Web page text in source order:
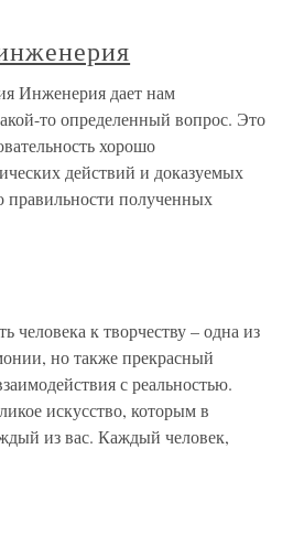
Инженерия дает нам
то определенный вопрос. Это
хорошо
действий и доказуемых
правильности полученных
человека к творчеству – одна из
но также прекрасный
с реальностью.
искусство, которым в
из вас. Каждый человек,